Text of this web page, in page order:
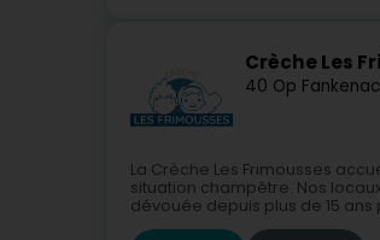
Crèche Les
40 Op
La Crèche Les Frimousses
situation champêtre. Nos
dévouée depuis plus de 15 ans